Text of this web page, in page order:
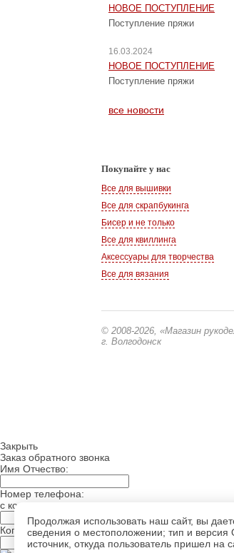
НОВОЕ ПОСТУПЛЕНИЕ
Поступление пряжи
16.03.2024
НОВОЕ ПОСТУПЛЕНИЕ
Поступление пряжи
все новости
Покупайте у нас
Все для вышивки
Все для скрапбукинга
Бисер и не только
Все для квиллинга
Аксессуары для творчества
Все для вязания
© 2008-2026, «Магазин
г. Волгодонск
Продолжая использовать наш сайт, вы
сведения о местоположении; тип и версия
источник, откуда пользователь пришел на
Закрыть
Заказ обратного звонка
Имя Отчество:
Номер телефона:
с кодом города
Когда позвонить?